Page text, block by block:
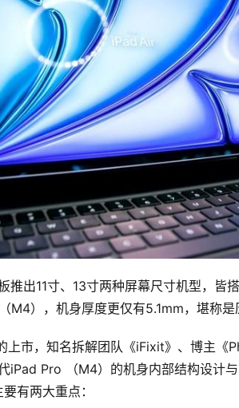
推出11寸、13寸两种屏幕尺寸机型，皆
M4），机身厚度更仅有5.1mm，堪称是
上市，知名拆解团队《iFixit》、博主《
iPad Pro （M4）的机身内部结构设计
有两大重点：